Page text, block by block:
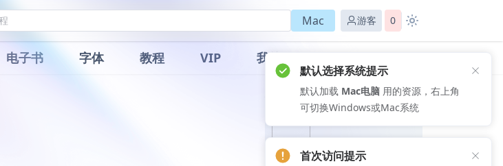
Mac 游客 0
电子书 字体 教程 VIP 我的
推荐文章
默认选择系统提示
默认加载 Mac电脑 用的资源，右上角
可切换Windows或Mac系统
首次访问提示